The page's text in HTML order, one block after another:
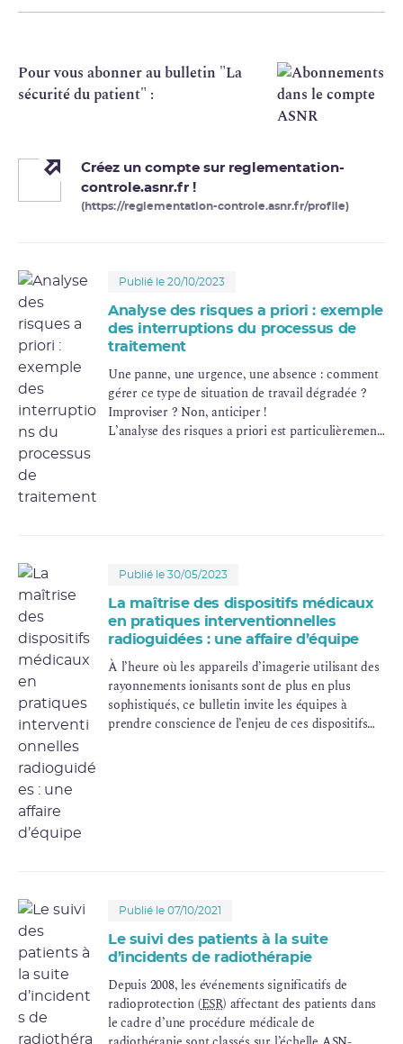
Pour vous abonner au bulletin "La
sécurité du patient" :
Créez un compte sur reglementation-
controle.asnr.fr !
(https://reglementation-controle.asnr.fr/profile)
Publié le 20/10/2023
Analyse des risques a priori : exemple
des interruptions du processus de
traitement
Une panne, une urgence, une absence : comment
gérer ce type de situation de travail dégradée ?
Improviser ? Non, anticiper !
L’analyse des risques a priori est particulièrement
Publié le 30/05/2023
La maîtrise des dispositifs médicaux
en pratiques interventionnelles
radioguidées : une affaire d’équipe
À l’heure où les appareils d’imagerie utilisant des
rayonnements ionisants sont de plus en plus
sophistiqués, ce bulletin invite les équipes à
prendre conscience de l’enjeu de ces dispositifs
Publié le 07/10/2021
Le suivi des patients à la suite
d’incidents de radiothérapie
Depuis 2008, les événements significatifs de
radioprotection (ESR) affectant des patients dans
le cadre d’une procédure médicale de